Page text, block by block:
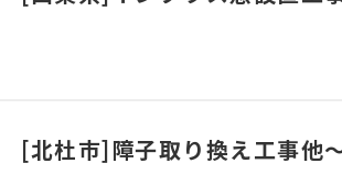
[北杜市]障子取り換え工事他